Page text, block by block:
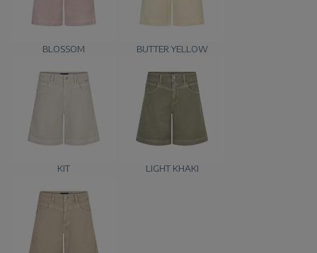
BLOSSOM BUTTER YELLOW
KIT LIGHT KHAKI